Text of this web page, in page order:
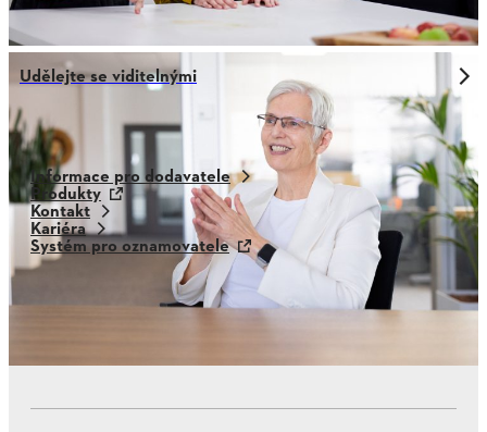
Udělejte se viditelnými
Informace pro dodavatele
Produkty
Kontakt
Kariéra
Systém pro oznamovatele